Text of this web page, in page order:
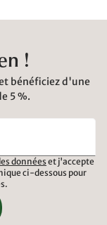
!
bénéficiez d'une
5 %.
donnéeset j'accepte
ci-dessous pour